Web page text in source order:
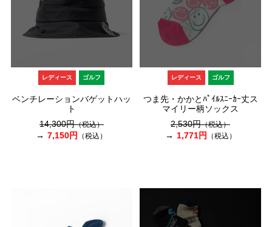
レディース ゴルフ
ベンチレーションバゲットハッ
ト
14,300円（税込）
7,150円 （税込）
レディース ゴルフ
つま先・かかとﾊﾟｲﾙｽﾆｰｶｰ丈ス
マイリー柄ソックス
2,530円（税込）
1,771円 （税込）